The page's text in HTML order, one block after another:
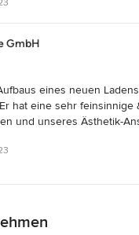
GmbH
5 von 5 Sternen
eines neuen
hat eine sehr
und unseres Ästhetik-
wir bereits einige